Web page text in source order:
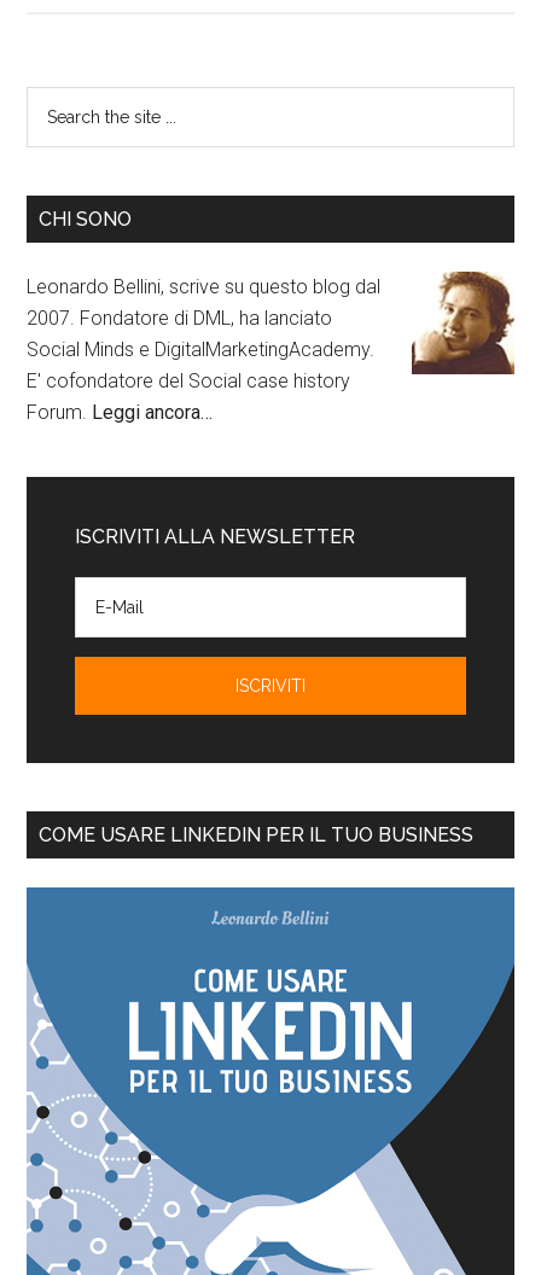
CHI SONO
Leonardo Bellini, scrive su questo blog dal
2007. Fondatore di DML, ha lanciato
Social Minds e DigitalMarketingAcademy.
E' cofondatore del Social case history
Forum. Leggi ancora…
ISCRIVITI ALLA NEWSLETTER
COME USARE LINKEDIN PER IL TUO BUSINESS